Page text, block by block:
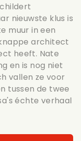
nieuwste klus is
muur in een
architect
heeft. Nate
en is nog niet
vallen ze voor
tussen de twee
échte verhaal